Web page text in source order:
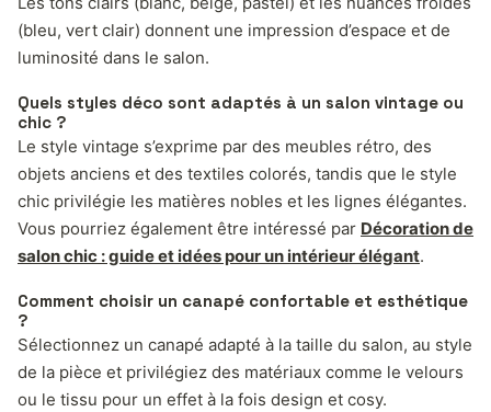
(bleu, vert clair) donnent une impression d’espace et de
luminosité dans le salon.
Quels styles déco sont adaptés à un salon vintage ou
chic ?
Le style vintage s’exprime par des meubles rétro, des
objets anciens et des textiles colorés, tandis que le style
chic privilégie les matières nobles et les lignes élégantes.
Vous pourriez également être intéressé par Décoration de
salon chic : guide et idées pour un intérieur élégant.
Comment choisir un canapé confortable et esthétique
?
Sélectionnez un canapé adapté à la taille du salon, au style
de la pièce et privilégiez des matériaux comme le velours
ou le tissu pour un effet à la fois design et cosy.